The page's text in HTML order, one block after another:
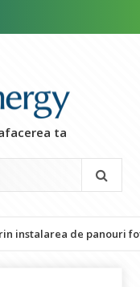
ta
de panouri